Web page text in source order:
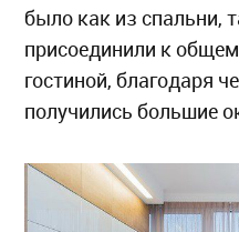
было как из спальни,
присоединили к
гостиной, благодаря
получились большие